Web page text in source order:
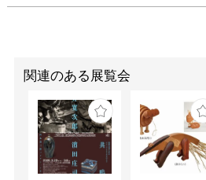
関連のある展覧会